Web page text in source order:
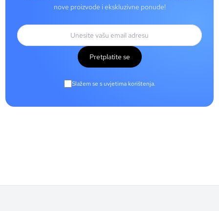
nove proizvode i ekskluzivne ponude!
Pretplatite se
Slažem se s uvjetima korištenja.